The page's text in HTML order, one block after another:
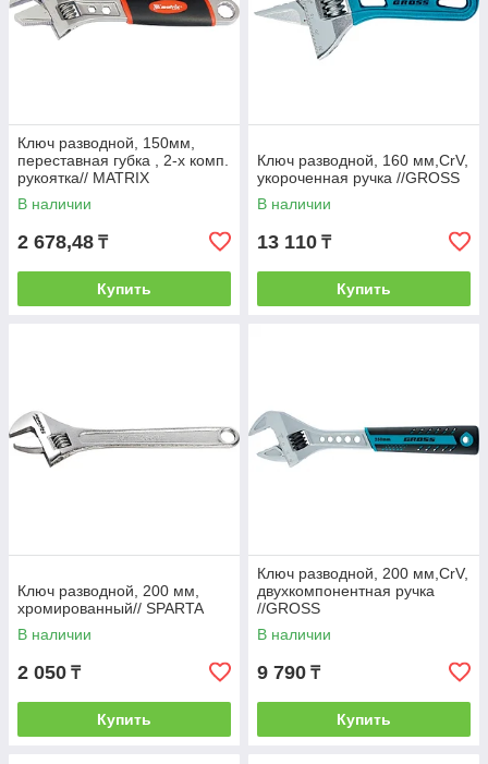
Ключ разводной, 150мм,
переставная губка , 2-х комп.
рукоятка// MATRIX
В наличии
2 678,48 ₸
Купить
Ключ разводной, 160 мм,CrV,
укороченная ручка //GROSS
В наличии
13 110 ₸
Купить
Ключ разводной, 200 мм,
хромированный// SPARTA
В наличии
2 050 ₸
Купить
Ключ разводной, 200 мм,CrV,
двухкомпонентная ручка
//GROSS
В наличии
9 790 ₸
Купить